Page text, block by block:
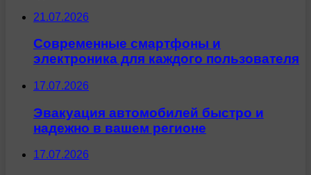
21.07.2026
Современные смартфоны и
электроника для каждого пользователя
17.07.2026
Эвакуация автомобилей быстро и
надежно в вашем регионе
17.07.2026